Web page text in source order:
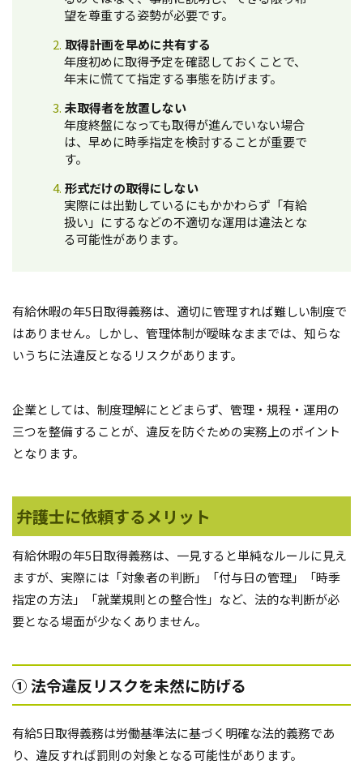
望を尊重する姿勢が必要です。
取得計画を早めに共有する
年度初めに取得予定を確認しておくことで、
年末に慌てて指定する事態を防げます。
未取得者を放置しない
年度終盤になっても取得が進んでいない場合
は、早めに時季指定を検討することが重要で
す。
形式だけの取得にしない
実際には出勤しているにもかかわらず「有給
扱い」にするなどの不適切な運用は違法とな
る可能性があります。
有給休暇の年5日取得義務は、適切に管理すれば難しい制度で
はありません。しかし、管理体制が曖昧なままでは、知らな
いうちに法違反となるリスクがあります。
企業としては、制度理解にとどまらず、管理・規程・運用の
三つを整備することが、違反を防ぐための実務上のポイント
となります。
弁護士に依頼するメリット
有給休暇の年5日取得義務は、一見すると単純なルールに見え
ますが、実際には「対象者の判断」「付与日の管理」「時季
指定の方法」「就業規則との整合性」など、法的な判断が必
要となる場面が少なくありません。
① 法令違反リスクを未然に防げる
有給5日取得義務は労働基準法に基づく明確な法的義務であ
り、違反すれば罰則の対象となる可能性があります。